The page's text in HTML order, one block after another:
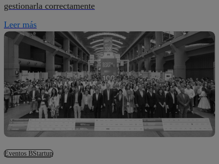
gestionarla correctamente
Leer más
Eventos BStartup